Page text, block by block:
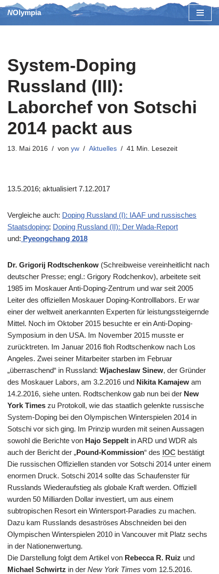
Zum
NOlympia
System-Doping
Russland (III):
Laborchef von Sotschi
2014 packt aus
13. Mai 2016 von yw Aktuelles 41 Min. Lesezeit
13.5.2016; aktualisiert 7.12.2017
Vergleiche auch: Doping Russland (I): IAAF und russisches
Staatsdoping; Doping Russland (II): Der Wada-Report
und: Pyeongchang 2018
Dr. Grigorij Rodtschenkow (Schreibweise vereinheitlicht nach
deutscher Presse; engl.: Grigory Rodchenkov), arbeitete seit
1985 im Moskauer Anti-Doping-Zentrum und war seit 2005
Leiter des offiziellen Moskauer Doping-Kontrolllabors. Er war
einer der weltweit anerkannten Experten für leistungssteigernde
Mittel. Noch im Oktober 2015 besuchte er ein Anti-Doping-
Symposium in den USA. Im November 2015 musste er
zurücktreten. Im Januar 2016 floh Rodtschenkow nach Los
Angeles. Zwei seiner Mitarbeiter starben im Februar
„überraschend“ in Russland: Wjacheslaw Sinew, der Gründer
des Moskauer Labors, am 3.2.2016 und Nikita Kamajew am
14.2.2016, siehe unten. Rodtschenkow gab nun bei der New
York Times zu Protokoll, wie das staatlich gelenkte russische
System-Doping bei den Olympischen Winterspielen 2014 in
Sotschi vor sich ging. Im Prinzip wurden mit seinen Aussagen
sowohl die Berichte von Hajo Seppelt in ARD und WDR als
auch der Bericht der „Pound-Kommission“ des IOC bestätigt
Die russischen Offiziellen standen vor Sotschi 2014 unter einem
enormen Druck. Sotschi 2014 sollte das Schaufenster für
Russlands Wiederaufstieg als globale Kraft werden. Offiziell
wurden 50 Milliarden Dollar investiert, um aus einem
subtropischen Resort ein Wintersport-Paradies zu machen.
Dazu kam Russlands desaströses Abschneiden bei den
Olympischen Winterspielen 2010 in Vancouver mit Platz sechs
in der Nationenwertung.
Die Darstellung folgt dem Artikel von Rebecca R. Ruiz und
Michael Schwirtz in der New York Times vom 12.5.2016.